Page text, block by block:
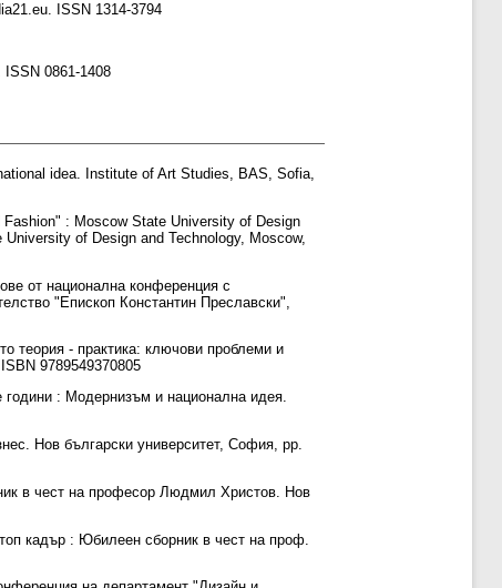
ISSN 1314-3794
ISSN 0861-1408
idea. Institute of Art Studies, BAS, Sofia,
: Moscow State University of Design
of Design and Technology, Moscow,
от национална конференция с
"Епископ Константин Преславски",
теория - практика: ключови проблеми и
9789549370805
години : Модернизъм и национална идея.
Нов български университет, София, pp.
в чест на професор Людмил Христов. Нов
кадър : Юбилеен сборник в чест на проф.